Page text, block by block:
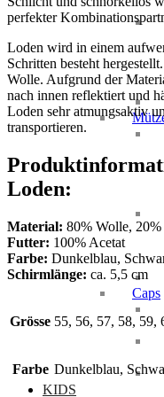
Caps
KIDS
perfekter
Loden wird in einem
Schritten besteht
Wolle. Aufgrund der
nach innen reflektiert und
Loden sehr atmungsaktiv
transportieren.
Loden:
Material: 80% Wolle,
Futter: 100% Acetat
Farbe: Dunkelblau,
Schirmlänge: ca. 5,5 cm
Grösse 55, 56, 57, 58, 59,
Farbe Dunkelblau,